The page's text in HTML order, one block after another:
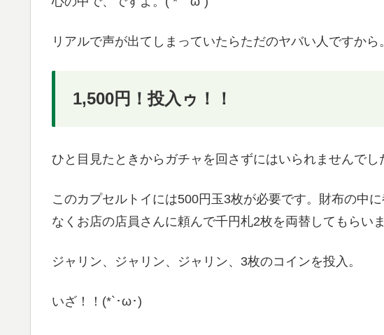
リアルで声が出てしまっていたらただのヤバい人ですから。
1,500円！投入ゥ！！
ひと目見たときからガチャを回さずにはいられませんでし
このカプセルトイには500円玉3枚が必要です。財布の中
なくお店の店員さんに頼んで千円札2枚を両替してもらいま
ジャリン、ジャリン、ジャリン、3枚のコインを投入。
いざ！！(*`･ω･)ゞ